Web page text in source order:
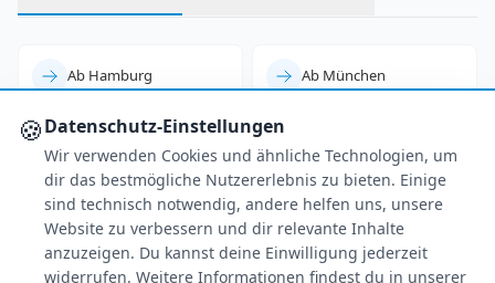
Ab Hamburg Ab München
Ab Frankfurt Ab Düsseldorf
Ab Berlin Ab Köln/Bonn
🍪Datenschutz-Einstellungen
Wir verwenden Cookies und ähnliche Technologien, um
dir das bestmögliche Nutzererlebnis zu bieten. Einige
sind technisch notwendig, andere helfen uns, unsere
Website zu verbessern und dir relevante Inhalte
anzuzeigen. Du kannst deine Einwilligung jederzeit
widerrufen. Weitere Informationen findest du in unserer